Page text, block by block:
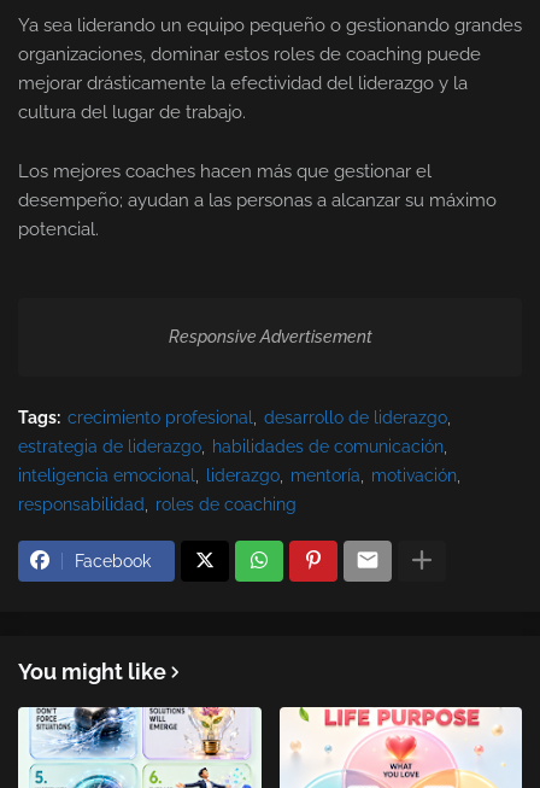
Ya sea liderando un equipo pequeño o gestionando grandes
organizaciones, dominar estos roles de coaching puede
mejorar drásticamente la efectividad del liderazgo y la
cultura del lugar de trabajo.
Los mejores coaches hacen más que gestionar el
desempeño; ayudan a las personas a alcanzar su máximo
potencial.
Responsive Advertisement
Tags: crecimiento profesional
desarrollo de liderazgo
estrategia de liderazgo
habilidades de comunicación
inteligencia emocional
liderazgo mentoría
motivación
responsabilidad
roles de coaching
Facebook
You might like